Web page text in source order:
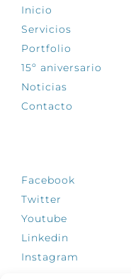
Inicio
Servicios
Portfolio
15º aniversario
Noticias
Contacto
Facebook
Twitter
Youtube
Linkedin
Instagram